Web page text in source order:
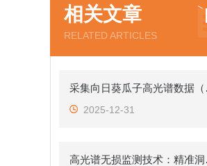
相关文章
RELATED ARTICLES
采集
2025-12-31
高